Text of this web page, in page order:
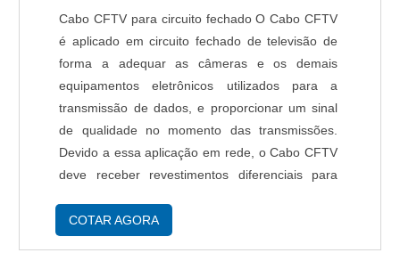
Cabo CFTV para circuito fechado O Cabo CFTV
é aplicado em circuito fechado de televisão de
forma a adequar as câmeras e os demais
equipamentos eletrônicos utilizados para a
transmissão de dados, e proporcionar um sinal
de qualidade no momento das transmissões.
Devido a essa aplicação em rede, o Cabo CFTV
deve receber revestimentos diferenciais para
comercializa fios e cabos elétricos e acessórios
para ....
COTAR AGORA